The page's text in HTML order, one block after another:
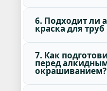
6. Подходит ли
краска для
7. Как
перед
окрашиванием?